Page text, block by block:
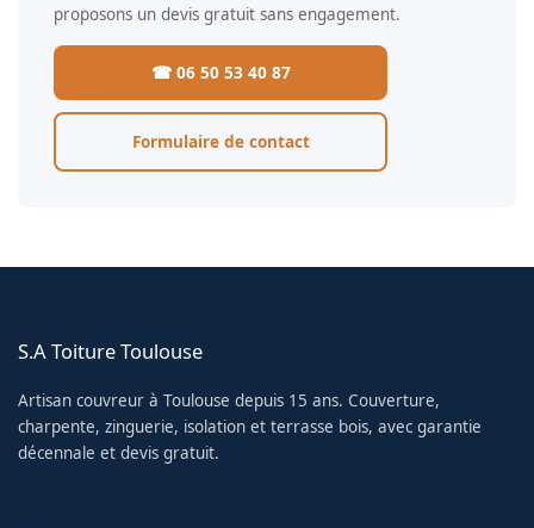
proposons un devis gratuit sans engagement.
☎ 06 50 53 40 87
Formulaire de contact
S.A Toiture Toulouse
Artisan couvreur à Toulouse depuis 15 ans. Couverture,
charpente, zinguerie, isolation et terrasse bois, avec garantie
décennale et devis gratuit.